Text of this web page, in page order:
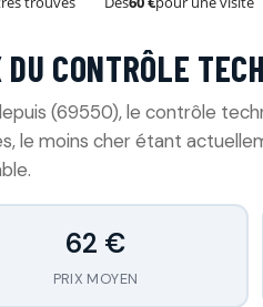
DU CONTRÔLE
(69550), le contrôle
le moins cher étant
62 €
PRIX MOYEN